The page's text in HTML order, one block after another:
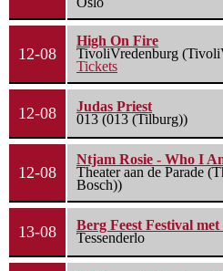
12-08
High On Fire
TivoliVredenburg
Tickets
12-08
Judas Priest
013 (013 (Tilburg))
12-08
Ntjam Rosie - Who I
Theater aan de Parade
Bosch))
13-08
Berg Feest Festival
Tessenderlo